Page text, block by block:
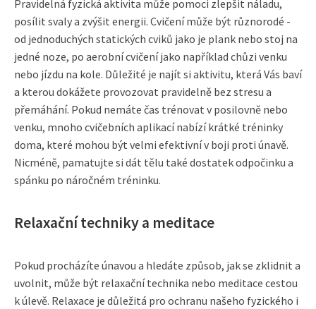
Pravidelná fyzická aktivita může pomoci zlepšit náladu,
posílit svaly a zvýšit energii. Cvičení může být různorodé -
od jednoduchých statických cviků jako je plank nebo stoj na
jedné noze, po aerobní cvičení jako například chůzi venku
nebo jízdu na kole. Důležité je najít si aktivitu, která Vás baví
a kterou dokážete provozovat pravidelně bez stresu a
přemáhání. Pokud nemáte čas trénovat v posilovně nebo
venku, mnoho cvičebních aplikací nabízí krátké tréninky
doma, které mohou být velmi efektivní v boji proti únavě.
Nicméně, pamatujte si dát tělu také dostatek odpočinku a
spánku po náročném tréninku.
Relaxační techniky a meditace
Pokud procházíte únavou a hledáte způsob, jak se zklidnit a
uvolnit, může být relaxační technika nebo meditace cestou
k úlevě. Relaxace je důležitá pro ochranu našeho fyzického i